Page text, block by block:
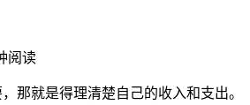
阅读
那就是得理清楚自己的收入和支出。